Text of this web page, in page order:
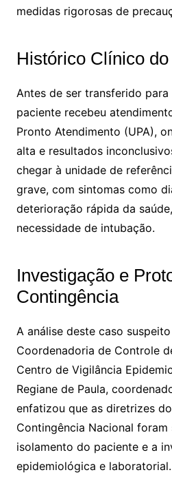
medidas rigorosas de
Histórico Clínico
Antes de ser transferido para
paciente recebeu
Pronto Atendimento (UPA),
alta e resultados
chegar à unidade de
grave, com sintomas como
deterioração rápida da
necessidade de intubação.
Investigação e
Contingência
A análise deste caso
Coordenadoria de Controle
Centro de Vigilância
Regiane de Paula,
enfatizou que as diretrizes
Contingência Nacional
isolamento do paciente e a
epidemiológica e laboratorial.